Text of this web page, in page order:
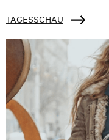
TAGESSCHAU